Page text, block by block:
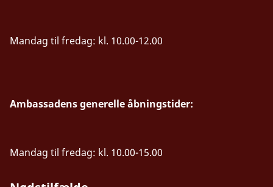
Mandag til fredag: kl. 10.00-12.00
Ambassadens generelle åbningstider:
Mandag til fredag: kl. 10.00-15.00